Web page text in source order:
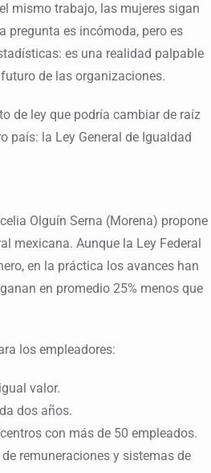
mismo trabajo, las mujeres sigan
pregunta es incómoda, pero es
es una realidad palpable
de las organizaciones.
de ley que podría cambiar de raíz
país: la Ley General de Igualdad
Olguín Serna (Morena) propone
mexicana. Aunque la Ley Federal
en la práctica los avances han
en promedio 25% menos que
los empleadores:
valor.
dos años.
con más de 50 empleados.
remuneraciones y sistemas de